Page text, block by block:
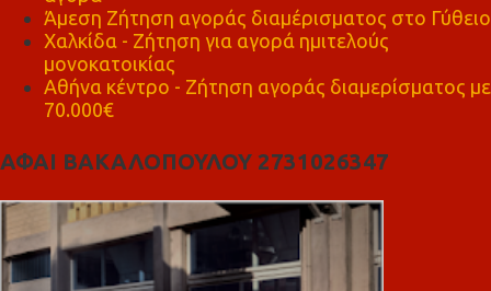
Άμεση Ζήτηση αγοράς διαμέρισματος στο Γύθειο
Χαλκίδα - Ζήτηση για αγορά ημιτελούς
μονοκατοικίας
Αθήνα κέντρο - Ζήτηση αγοράς διαμερίσματος με
70.000€
ΑΦΑΙ ΒΑΚΑΛΟΠΟΥΛΟΥ 2731026347